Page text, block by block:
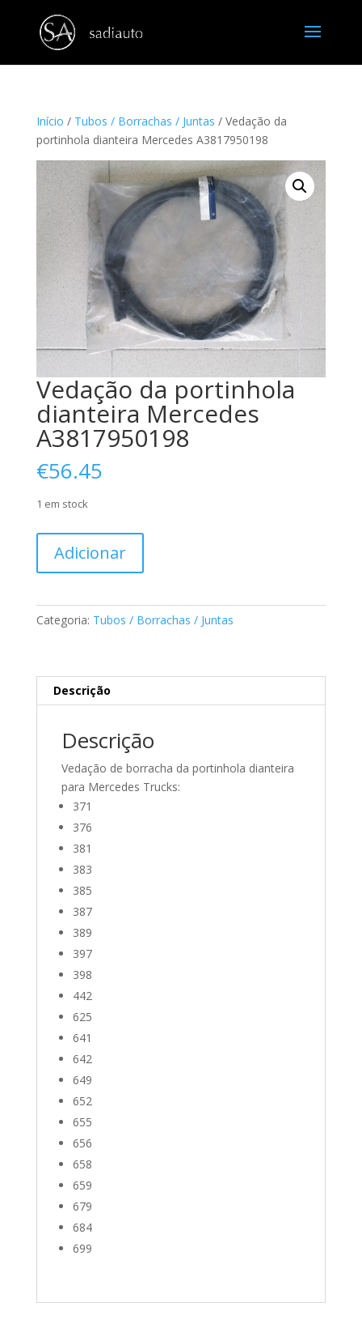
Início / Tubos / Borrachas / Juntas / Vedação da
portinhola dianteira Mercedes A3817950198
Vedação da portinhola
dianteira Mercedes
A3817950198
€56.45
1 em stock
portinhola
Adicionar
Categoria: Tubos / Borrachas / Juntas
Descrição
Descrição
Vedação de borracha da portinhola dianteira
para Mercedes Trucks:
371
376
381
383
385
387
389
397
398
442
625
641
642
649
652
655
656
658
659
679
684
699